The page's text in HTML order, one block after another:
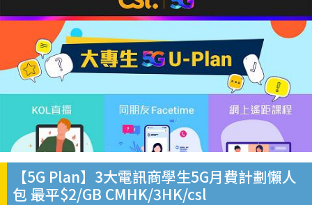
【5G Plan】3大電訊商學生5G月費計劃懶人
包 最平$2/GB CMHK/3HK/csl